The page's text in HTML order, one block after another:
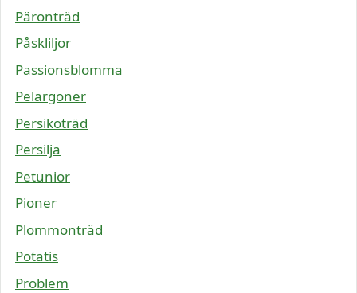
Päronträd
Påskliljor
Passionsblomma
Pelargoner
Persikoträd
Persilja
Petunior
Pioner
Plommonträd
Potatis
Problem